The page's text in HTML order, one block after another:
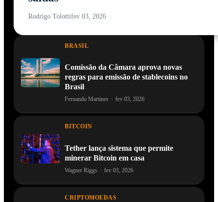
Rodrigo Tolottifev 03, 2026
BRASIL
Comissão da Câmara aprova novas
regras para emissão de stablecoins no
Brasil
Fernando Martines · fev 03, 2026
BITCOIN
Tether lança sistema que permite
minerar Bitcoin em casa
Wagner Riggs · fev 03, 2026
CRIPTOMOEDAS